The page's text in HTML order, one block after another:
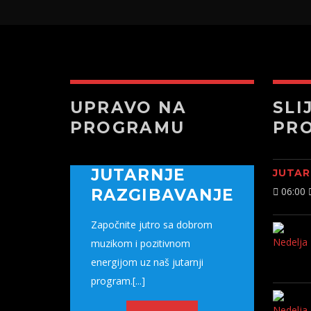
UPRAVO NA
PROGRAMU
JUTARNJE
RAZGIBAVANJE
Započnite jutro sa dobrom
muzikom i pozitivnom
energijom uz naš jutarnji
program.[...]
06:00